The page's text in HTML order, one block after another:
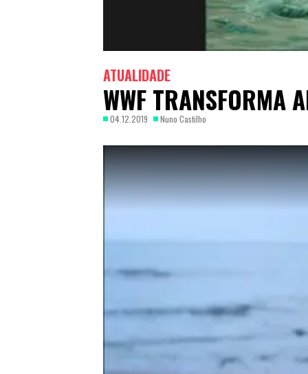
ATUALIDADE
WWF TRANSFORMA
04.12.2019 Nuno Castilho